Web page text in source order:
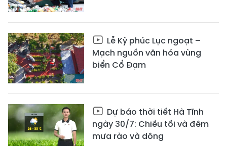
Lễ Kỳ phúc Lục ngoạt –
Mạch nguồn văn hóa vùng
biển Cổ Đạm
Dự báo thời tiết Hà Tĩnh
ngày 30/7: Chiều tối và đêm
mưa rào và dông